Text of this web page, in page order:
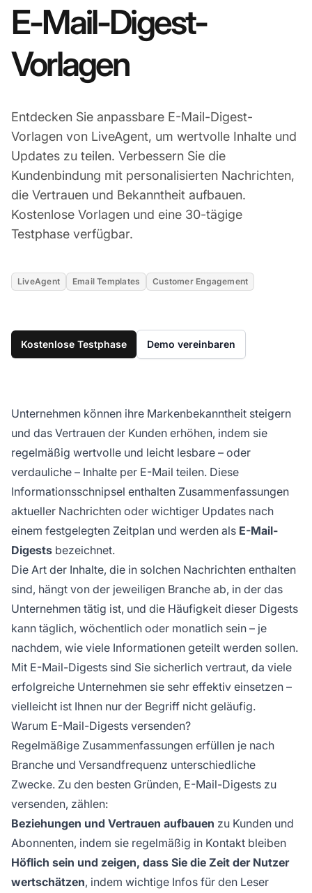
E-Mail-Digest-
Vorlagen
Entdecken Sie anpassbare E-Mail-Digest-
Vorlagen von LiveAgent, um wertvolle Inhalte und
Updates zu teilen. Verbessern Sie die
Kundenbindung mit personalisierten Nachrichten,
die Vertrauen und Bekanntheit aufbauen.
Kostenlose Vorlagen und eine 30-tägige
Testphase verfügbar.
LiveAgent Email Templates Customer Engagement
Kostenlose Testphase Demo vereinbaren
Unternehmen können ihre Markenbekanntheit steigern
und das Vertrauen der Kunden erhöhen, indem sie
regelmäßig wertvolle und leicht lesbare – oder
verdauliche – Inhalte per E-Mail teilen. Diese
Informationsschnipsel enthalten Zusammenfassungen
aktueller Nachrichten oder wichtiger Updates nach
einem festgelegten Zeitplan und werden als E-Mail-
Digests bezeichnet.
Die Art der Inhalte, die in solchen Nachrichten enthalten
sind, hängt von der jeweiligen Branche ab, in der das
Unternehmen tätig ist, und die Häufigkeit dieser Digests
kann täglich, wöchentlich oder monatlich sein – je
nachdem, wie viele Informationen geteilt werden sollen.
Mit E-Mail-Digests sind Sie sicherlich vertraut, da viele
erfolgreiche Unternehmen sie sehr effektiv einsetzen –
vielleicht ist Ihnen nur der Begriff nicht geläufig.
Warum E-Mail-Digests versenden?
Regelmäßige Zusammenfassungen erfüllen je nach
Branche und Versandfrequenz unterschiedliche
Zwecke. Zu den besten Gründen, E-Mail-Digests zu
versenden, zählen:
Beziehungen und Vertrauen aufbauen zu Kunden und
Abonnenten, indem sie regelmäßig in Kontakt bleiben
Höflich sein und zeigen, dass Sie die Zeit der Nutzer
wertschätzen, indem wichtige Infos für den Leser